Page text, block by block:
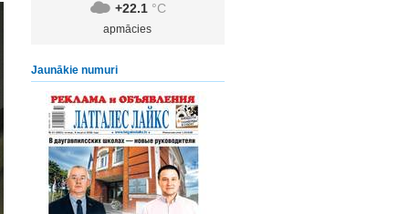
+22.1 °C
apmācies
Jaunākie numuri